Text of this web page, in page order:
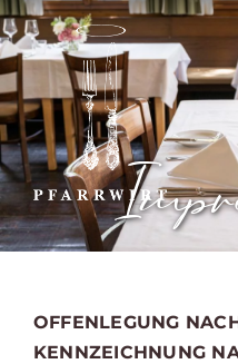
Zum
Inhalt
springen
OFFENLEGUNG
KENNZEICHNUNG